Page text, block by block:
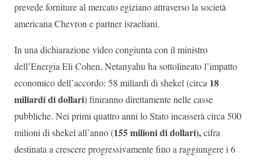
prevede forniture al mercato egiziano attraverso la società
americana Chevron e partner israeliani.
In una dichiarazione video congiunta con il ministro
dell’Energia Eli Cohen, Netanyahu ha sottolineato l’impatto
economico dell’accordo: 58 miliardi di shekel (circa 18
miliardi di dollari) finiranno direttamente nelle casse
pubbliche. Nei primi quattro anni lo Stato incasserà circa 500
milioni di shekel all’anno (155 milioni di dollari),cifra
destinata a crescere progressivamente fino a raggiungere i 6